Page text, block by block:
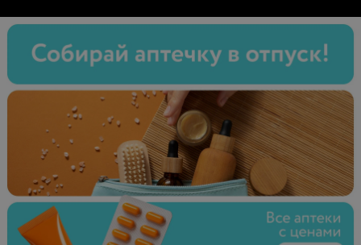
непринужденной обстановке - сюда!